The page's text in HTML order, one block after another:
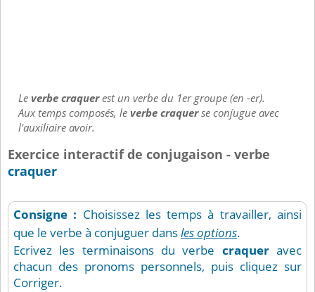
Leverbe craquerest un verbe du 1er groupe (en -er).
Aux temps composés, leverbe craquerse conjugue avec
l'auxiliaire avoir.
Exercice interactif de conjugaison - verbe
craquer
Consigne : Choisissez les temps à travailler, ainsi
que le verbe à conjuguer dansles options.
Ecrivez les terminaisons du verbe craqueravec
chacun des pronoms personnels, puis cliquez sur
Corriger.